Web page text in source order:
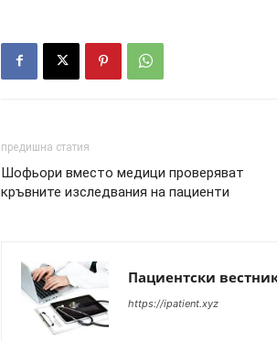
предишна статия
Шофьори вместо медици проверяват
кръвните изследвания на пациенти
Пациентски
https://ipatient.xyz